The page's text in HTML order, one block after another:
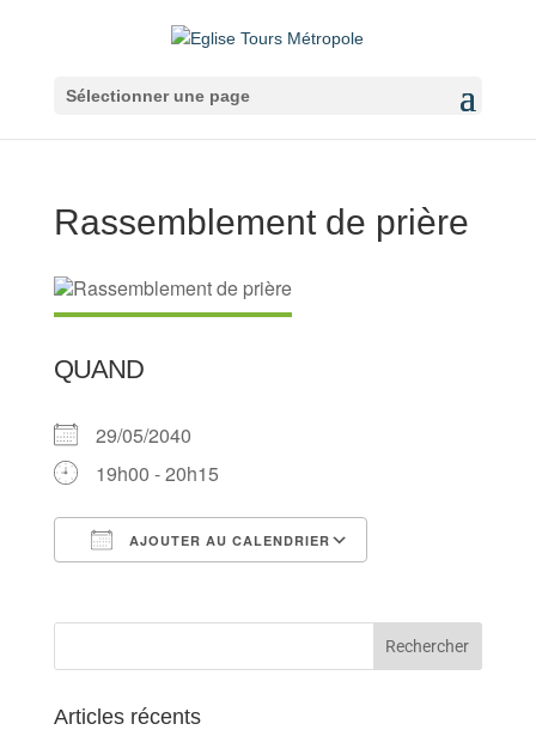
Sélectionner une page
Rassemblement de prière
QUAND
29/05/2040
19h00 - 20h15
AJOUTER AU CALENDRIER
Articles récents